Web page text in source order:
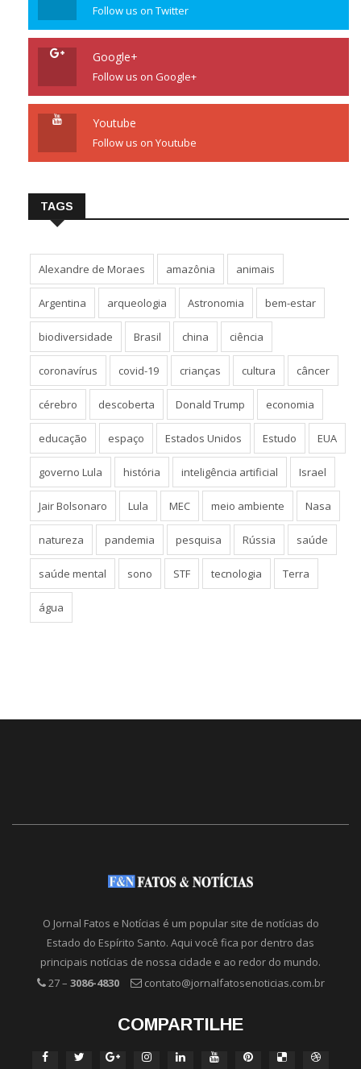
Follow us on Twitter
Google+
Follow us on Google+
Youtube
Follow us on Youtube
TAGS
Alexandre de Moraes amazônia animais
Argentina arqueologia Astronomia bem-estar
biodiversidade Brasil china ciência
coronavírus covid-19 crianças cultura câncer
cérebro descoberta Donald Trump economia
educação espaço Estados Unidos Estudo EUA
governo Lula história inteligência artificial Israel
Jair Bolsonaro Lula MEC meio ambiente Nasa
natureza pandemia pesquisa Rússia saúde
saúde mental sono STF tecnologia Terra
água
O Jornal Fatos e Notícias é um popular site de notícias do
Estado do Espírito Santo. Aqui você fica por dentro das
principais notícias de nossa cidade e ao redor do mundo.
27 – 3086-4830 contato@jornalfatosenoticias.com.br
COMPARTILHE